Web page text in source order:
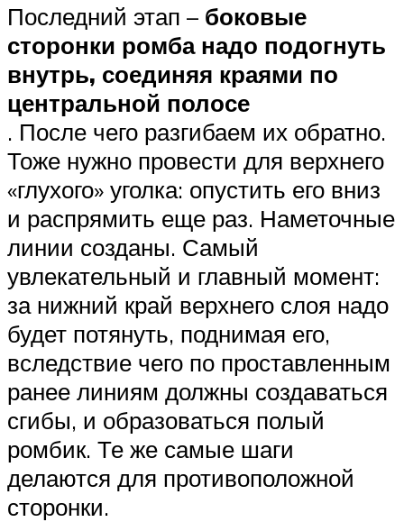
Последний этап – боковые
сторонки ромба надо подогнуть
внутрь, соединяя краями по
центральной полосе
. После чего разгибаем их обратно.
Тоже нужно провести для верхнего
«глухого» уголка: опустить его вниз
и распрямить еще раз. Наметочные
линии созданы. Самый
увлекательный и главный момент:
за нижний край верхнего слоя надо
будет потянуть, поднимая его,
вследствие чего по проставленным
ранее линиям должны создаваться
сгибы, и образоваться полый
ромбик. Те же самые шаги
делаются для противоположной
сторонки.